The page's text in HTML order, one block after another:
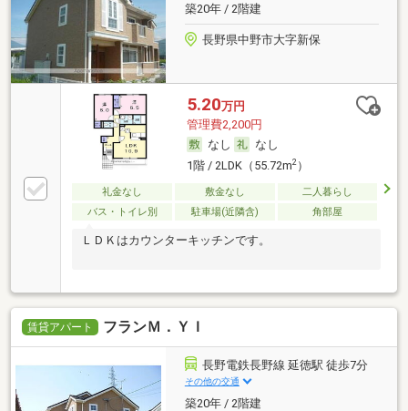
築20年 / 2階建
長野県中野市大字新保
5.20万円
管理費2,200円
なし
なし
1階 / 2LDK（55.72m2）
礼金なし 敷金なし
二人暮らし
バス・トイレ別
駐車場(近隣含) 角部屋
ＬＤＫはカウンターキッチンです。
賃貸アパート フランＭ．ＹＩ
長野電鉄長野線 延徳駅 徒歩7分
その他の交通
築20年 / 2階建